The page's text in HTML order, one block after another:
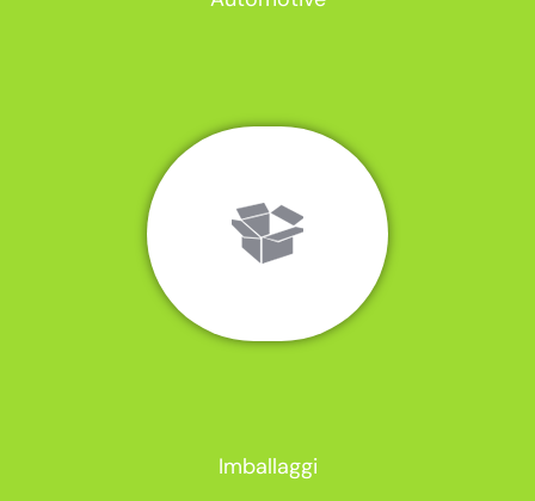
Imballaggi